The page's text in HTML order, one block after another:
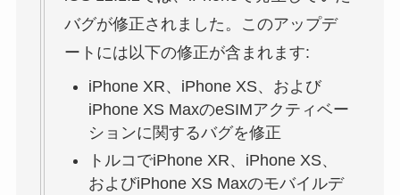
バグが修正されました。このアップデ
ートには以下の修正が含まれます:
iPhone XR、iPhone XS、および
iPhone XS MaxのeSIMアクティベー
ションに関するバグを修正
トルコでiPhone XR、iPhone XS、
およびiPhone XS Maxのモバイルデ